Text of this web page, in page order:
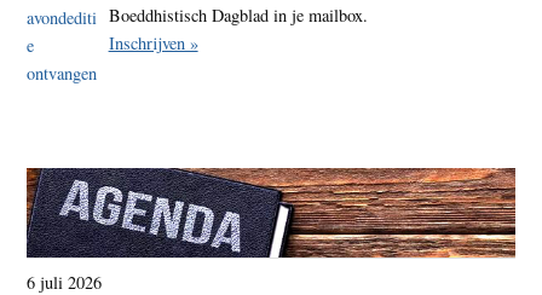
Boeddhistisch Dagblad in je mailbox.
Inschrijven »
6 juli 2026